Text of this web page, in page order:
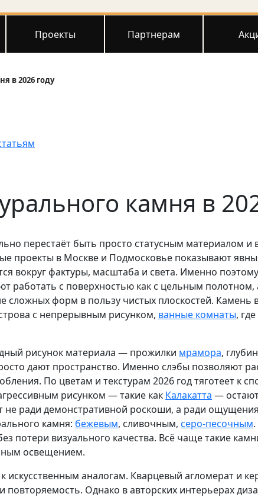
Проекты Партнерам
в 2026 году
камня в
перестаёт быть просто статусным материалом и
проекты в Москве и Подмосковье показывают
вокруг фактуры, масштаба и света. Именно
работать с поверхностью как с цельным
сложных форм в пользу чистых плоскостей.
с непрерывным рисунком, ванные комнаты,
рисунок материала — прожилки мрамора,
дают пространство. Именно слэбы позволяют
По цветам и текстурам 2026 год тяготеет к
рисунком — такие как Калакатта —
ради демонстративной роскоши, а ради
камня: бежевым, сливочным, серо-песочным
потери визуального качества. Всё чаще такие
освещением.
аналогам. Кварцевый агломерат и
повторяемость. Однако в авторских интерьерах